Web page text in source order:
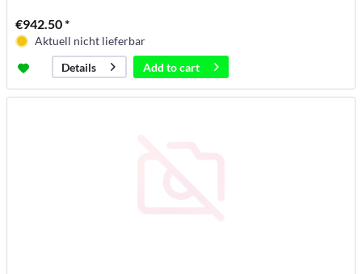
€942.50 *
Aktuell nicht lieferbar
Details
Add tocart